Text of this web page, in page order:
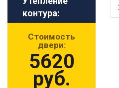
контура:
Стоимость
двери:
5620
руб.